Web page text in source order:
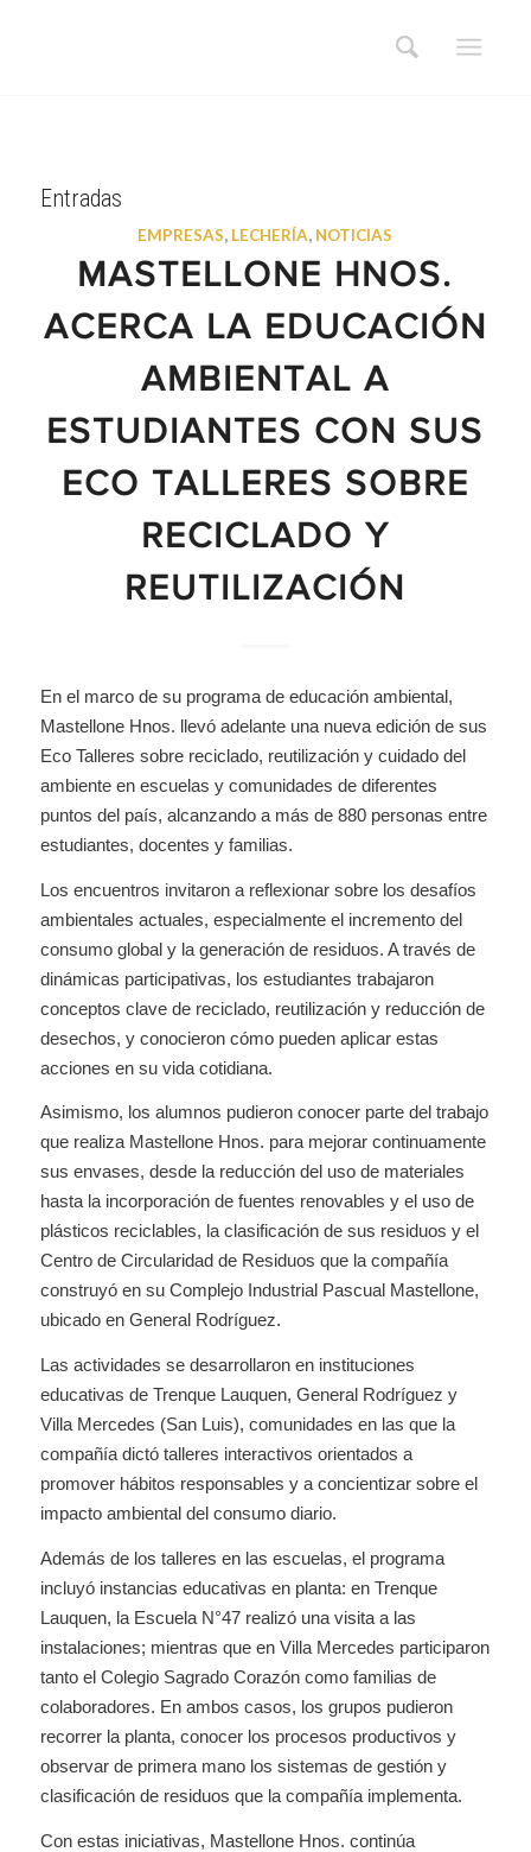
Entradas
EMPRESAS, LECHERÍA, NOTICIAS
MASTELLONE HNOS.
ACERCA LA EDUCACIÓN
AMBIENTAL A
ESTUDIANTES CON SUS
ECO TALLERES SOBRE
RECICLADO Y
REUTILIZACIÓN
En el marco de su programa de educación ambiental,
Mastellone Hnos. llevó adelante una nueva edición de sus
Eco Talleres sobre reciclado, reutilización y cuidado del
ambiente en escuelas y comunidades de diferentes
puntos del país, alcanzando a más de 880 personas entre
estudiantes, docentes y familias.
Los encuentros invitaron a reflexionar sobre los desafíos
ambientales actuales, especialmente el incremento del
consumo global y la generación de residuos. A través de
dinámicas participativas, los estudiantes trabajaron
conceptos clave de reciclado, reutilización y reducción de
desechos, y conocieron cómo pueden aplicar estas
acciones en su vida cotidiana.
Asimismo, los alumnos pudieron conocer parte del trabajo
que realiza Mastellone Hnos. para mejorar continuamente
sus envases, desde la reducción del uso de materiales
hasta la incorporación de fuentes renovables y el uso de
plásticos reciclables, la clasificación de sus residuos y el
Centro de Circularidad de Residuos que la compañía
construyó en su Complejo Industrial Pascual Mastellone,
ubicado en General Rodríguez.
Las actividades se desarrollaron en instituciones
educativas de Trenque Lauquen, General Rodríguez y
Villa Mercedes (San Luis), comunidades en las que la
compañía dictó talleres interactivos orientados a
promover hábitos responsables y a concientizar sobre el
impacto ambiental del consumo diario.
Además de los talleres en las escuelas, el programa
incluyó instancias educativas en planta: en Trenque
Lauquen, la Escuela N°47 realizó una visita a las
instalaciones; mientras que en Villa Mercedes participaron
tanto el Colegio Sagrado Corazón como familias de
colaboradores. En ambos casos, los grupos pudieron
recorrer la planta, conocer los procesos productivos y
observar de primera mano los sistemas de gestión y
clasificación de residuos que la compañía implementa.
Con estas iniciativas, Mastellone Hnos. continúa